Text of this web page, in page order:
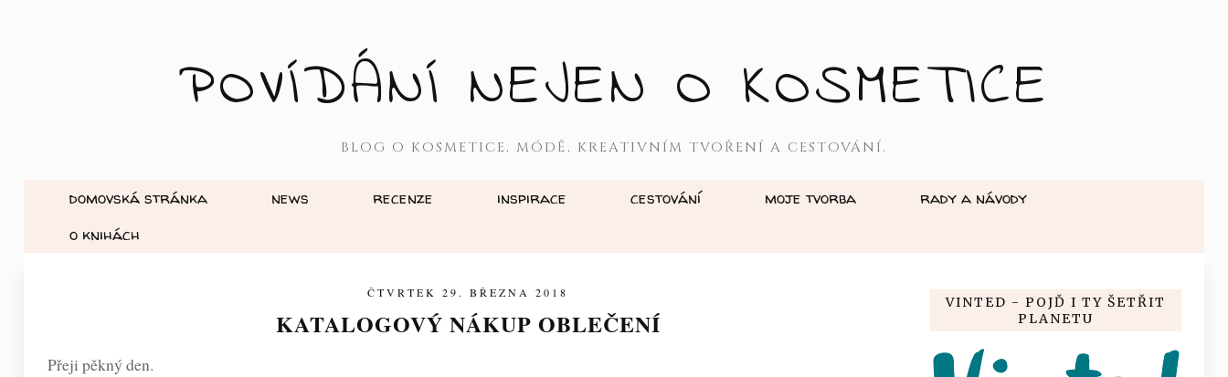
POVÍDÁNÍ NEJEN O KOSMETICE
BLOG O KOSMETICE, MÓDĚ, KREATIVNÍM TVOŘENÍ A CESTOVÁNÍ.
domovská stránka news recenze inspirace cestování moje tvorba
rady a návody
o knihách
ČTVRTEK 29. BŘEZNA 2018
KATALOGOVÝ NÁKUP OBLEČENÍ
Přeji pěkný den.
VINTED - POJĎ I TY ŠETŘIT
PLANETU